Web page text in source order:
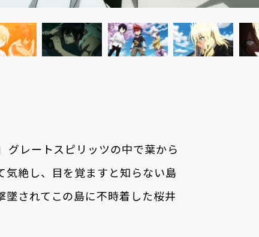
グレートスピリッツの中で葉から
気絶し、目を覚ますと知らない島
されてこの島に不時着した桜井